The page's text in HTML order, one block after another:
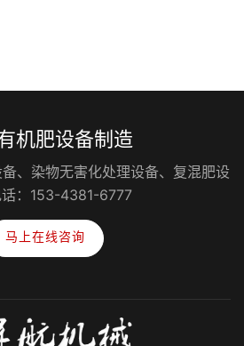
机肥设备制造
、染物无害化处理设备、复混肥设
：153-4381-6777
马上在线咨询